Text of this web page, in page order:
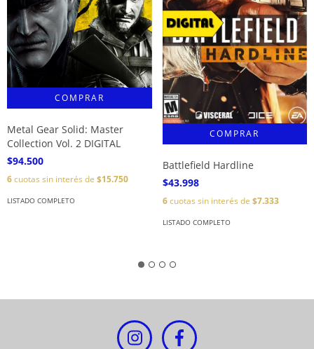
Metal Gear Solid: Master
Collection Vol. 2 DIGITAL
$94.500
6cuotas sin interés de $15.750
LISTADO COMPLETO
Battlefield Hardline
$43.998
6cuotas sin interés de $7.333
LISTADO COMPLETO